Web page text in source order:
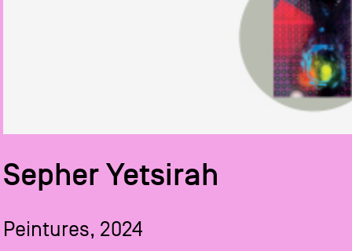
Sepher Yetsirah
Peintures, 2024